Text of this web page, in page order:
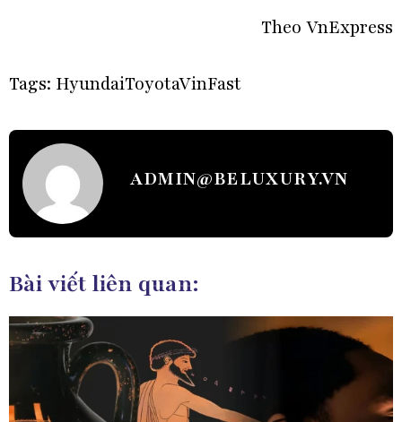
Theo VnExpress
Tags: HyundaiToyotaVinFast
ADMIN@BELUXURY.VN
Bài viết liên quan: